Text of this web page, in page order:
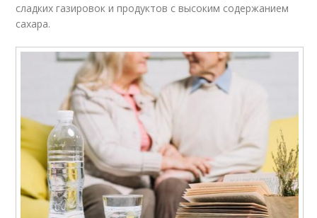
сладких газировок и продуктов с высоким содержанием
сахара.